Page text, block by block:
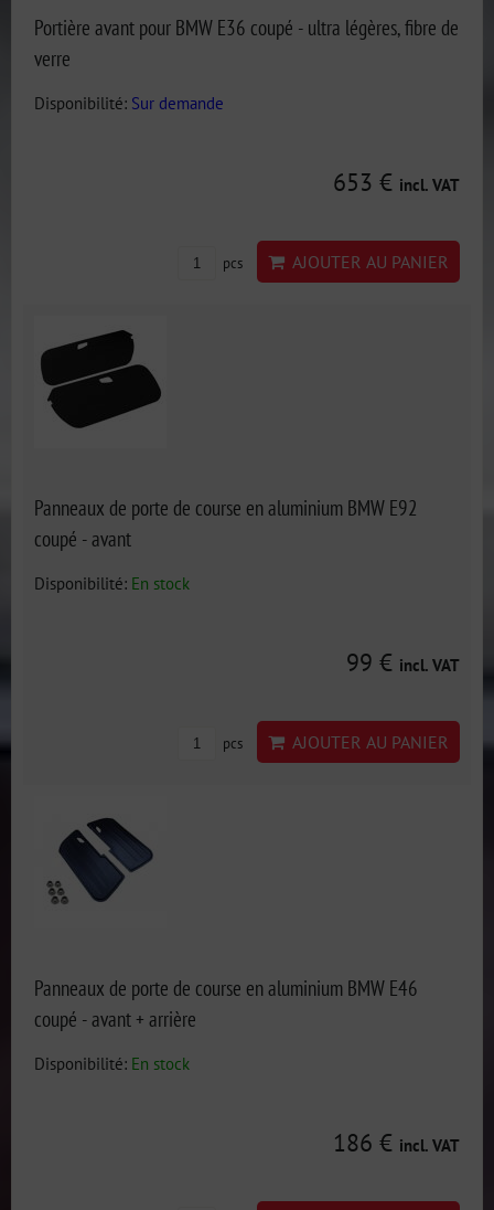
Portière avant pour BMW E36 coupé - ultra légères, fibre de
verre
Disponibilité: Sur demande
653 € incl. VAT
pcs AJOUTER AU PANIER
Panneaux de porte de course en aluminium BMW E92
coupé - avant
Disponibilité: En stock
99 € incl. VAT
pcs AJOUTER AU PANIER
Panneaux de porte de course en aluminium BMW E46
coupé - avant + arrière
Disponibilité: En stock
186 € incl. VAT